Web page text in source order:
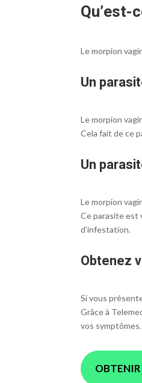
Qu’est-
Le morpion
Un
Le morpion
Cela fait de ce
Un
Le morpion
Ce parasite est
d’infestation.
Obtenez
Si vous
Grâce à
vos symptômes.